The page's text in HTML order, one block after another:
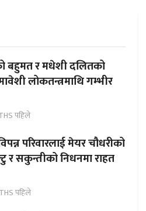
बहुमत र मधेशी दलितको
लोकतन्त्रमाथि गम्भीर
पहिले
परिवारलाई मेयर चौधरीको
र सकुन्तीको निधनमा राहत
पहिले